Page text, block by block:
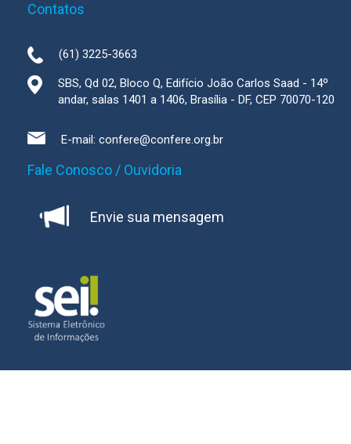
Contatos
(61) 3225-3663
SBS, Qd 02, Bloco Q, Edifício João Carlos Saad - 14º
andar, salas 1401 a 1406, Brasília - DF, CEP 70070-120
E-mail: confere@confere.org.br
Fale Conosco / Ouvidoria
Envie sua mensagem